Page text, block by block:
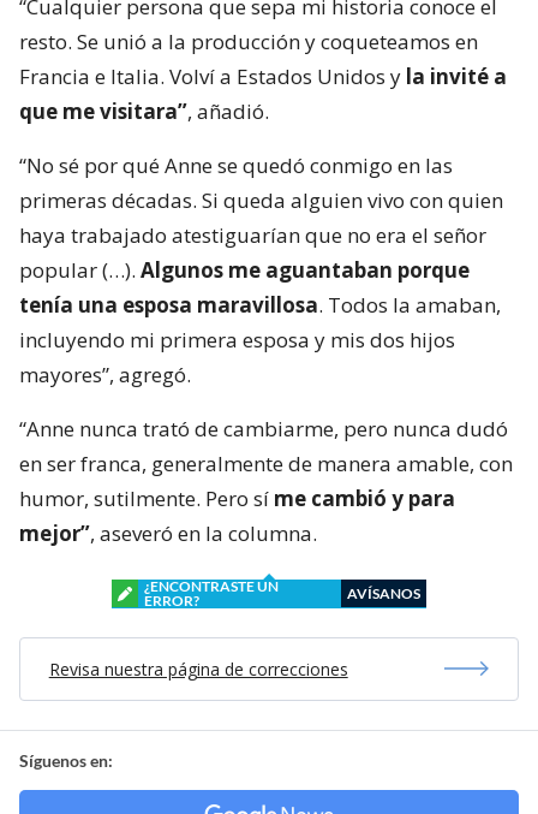
“Cualquier persona que sepa mi historia conoce el
resto. Se unió a la producción y coqueteamos en
Francia e Italia. Volví a Estados Unidos y la invité a
que me visitara”, añadió.
“No sé por qué Anne se quedó conmigo en las
primeras décadas. Si queda alguien vivo con quien
haya trabajado atestiguarían que no era el señor
popular (…). Algunos me aguantaban porque
tenía una esposa maravillosa. Todos la amaban,
incluyendo mi primera esposa y mis dos hijos
mayores”, agregó.
“Anne nunca trató de cambiarme, pero nunca dudó
en ser franca, generalmente de manera amable, con
humor, sutilmente. Pero sí me cambió y para
mejor”, aseveró en la columna.
¿ENCONTRASTE UN
ERROR?
AVÍSANOS
Revisa nuestra página de correcciones
Síguenos en: